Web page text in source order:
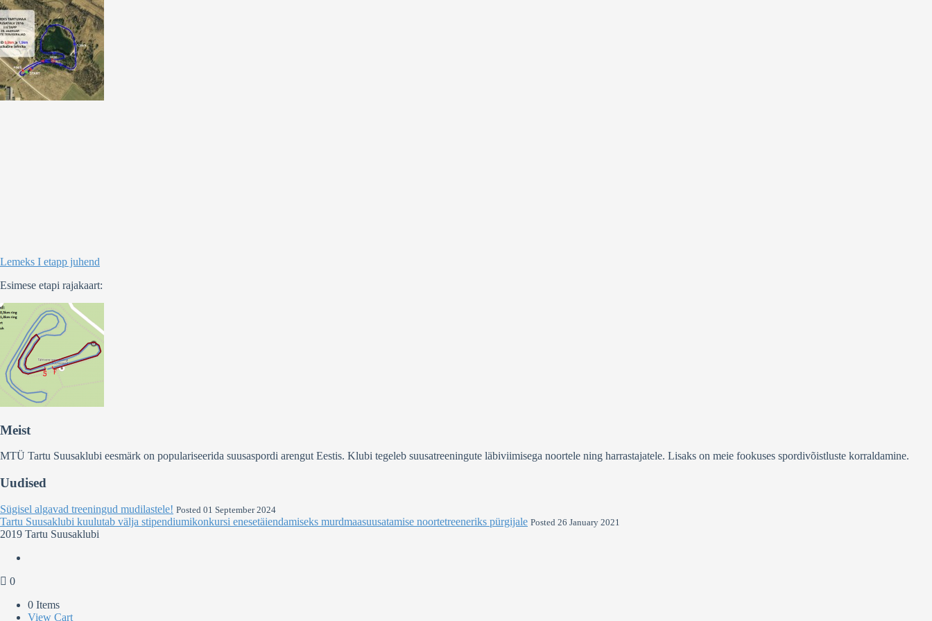
Lemeks I etapp juhend
Esimese etapi rajakaart:
Meist
MTÜ Tartu Suusaklubi eesmärk on populariseerida suusaspordi arengut Eestis. Klubi tegeleb suusatreeningute läbiviimisega noortele ning harrastajatele. Lisaks on meie fookuses spordivõistluste korraldamine.
Uudised
Sügisel algavad treeningud mudilastele! Posted 01 September 2024
Tartu Suusaklubi kuulutab välja stipendiumikonkursi enesetäiendamiseks murdmaasuusatamise noortetreeneriks pürgijale Posted 26 January 2021
2019 Tartu Suusaklubi
0
0 Items
View Cart